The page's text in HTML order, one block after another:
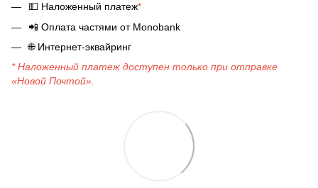
💵 Наложенный платеж*
📲 Оплата частями от Monobank
🌐Интернет-эквайринг
* Наложенный платеж доступен только при отправке
«Новой Почтой».